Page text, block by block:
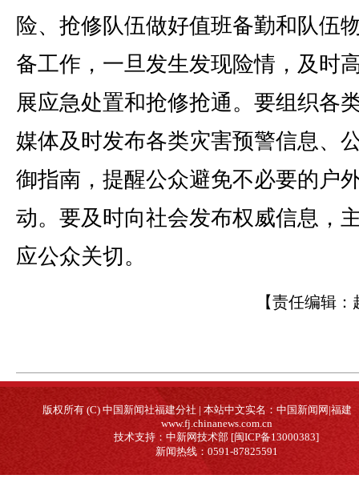
险、抢修队伍做好值班备勤和队伍
备工作，一旦发生发现险情，及时
展应急处置和抢修抢通。要组织各
媒体及时发布各类灾害预警信息、
御指南，提醒公众避免不必要的户
动。要及时向社会发布权威信息，
应公众关切。
【责任编辑：
版权所有 (C) 中国新闻社福建分社 | 本站中文实名：中国新闻网|福建
www.fj.chinanews.com.cn
技术支持：中新网技术部 [闽ICP备13000383]
新闻热线：0591-87825591